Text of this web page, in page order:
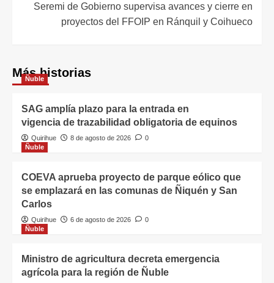
Seremi de Gobierno supervisa avances y cierre en
proyectos del FFOIP en Ránquil y Coihueco
Más historias
Ñuble
SAG amplía plazo para la entrada en
vigencia de trazabilidad obligatoria de equinos
Quirihue 8 de agosto de 2026
0
Ñuble
COEVA aprueba proyecto de parque eólico que
se emplazará en las comunas de Ñiquén y San
Carlos
Quirihue 6 de agosto de 2026
0
Ñuble
Ministro de agricultura decreta emergencia
agrícola para la región de Ñuble